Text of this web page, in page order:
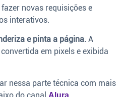
novas requisições e
interativos.
e pinta a página. A
em pixels e exibida
nessa parte técnica com mais
Alura